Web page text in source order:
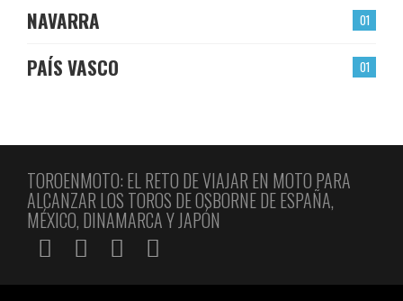
01
NAVARRA
01
PAÍS VASCO
TOROENMOTO: EL RETO DE VIAJAR EN MOTO PARA
ALCANZAR LOS TOROS DE OSBORNE DE ESPAÑA,
MÉXICO, DINAMARCA Y JAPÓN